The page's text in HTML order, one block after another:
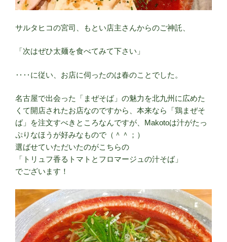
サルタヒコの宮司、もとい店主さんからのご神託、
「次はぜひ太麺を食べてみて下さい」
‥‥に従い、お店に伺ったのは春のことでした。
名古屋で出会った「まぜそば」の魅力を北九州に広めた
くて開店されたお店なのですから、本来なら「鶏まぜそ
ば」を注文すべきところなんですが、Makotoは汁がたっ
ぷりなほうが好みなもので（＾＾；）
選ばせていただいたのがこちらの
「トリュフ香るトマトとフロマージュの汁そば」
でございます！